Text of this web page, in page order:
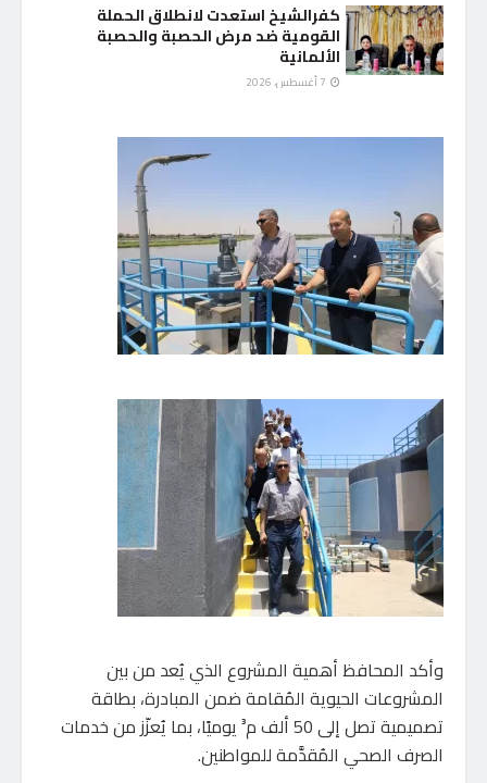
كفرالشيخ استعدت لانطلاق الحملة
القومية ضد مرض الحصبة والحصبة
الألمانية
وأكد المحافظ أهمية المشروع الذي يُعد من بين
المشروعات الحيوية المُقامة ضمن المبادرة، بطاقة
تصميمية تصل إلى 50 ألف م³ يوميًا، بما يُعزّز من خدمات
الصرف الصحي المُقدَّمة للمواطنين.